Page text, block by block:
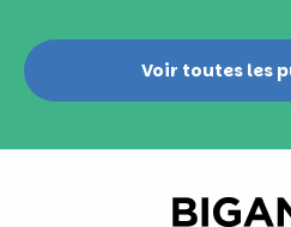
Voir toutes les